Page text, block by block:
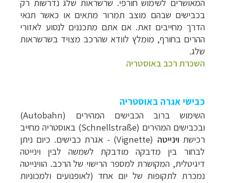
המאושרים לשימוש חורפי. שרשראות שלג נדרשות רק
בכבישים שבהם מוצב תמרור מתאים או כאשר תנאי
הדרך מחייבים זאת. אם אתם מתכננים לנסוע לאזורי
ההרים בחורף, מומלץ לוודא שהרכב מצויד בשרשראות
שלג.
השכרת רכב באוסטריה
כבישי אגרה באוסטריה
השימוש ברוב הכבישים המהירים (Autobahn)
ובכבישים המהירים (Schnellstraße) באוסטריה מחייב
רכישת וינייטה
(Vignette) - אגרת כבישים. כיום ניתן
לבחור בין מדבקה מודבקת לשמשה לבין וינייטה
דיגיטלית, המקושרת למספר הרישוי של הרכב. הווינייטה
נמכרת לתקופות של יום אחד (לאופנועים ולמכוניות